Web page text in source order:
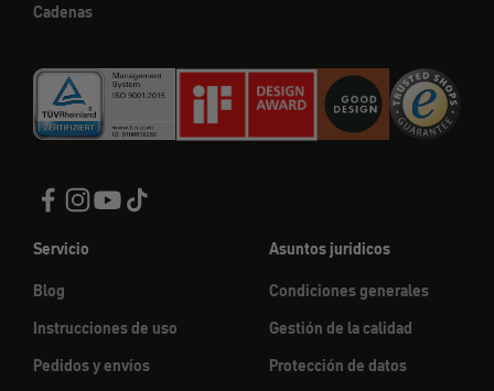
Cadenas
Servicio
Blog
Instrucciones de uso
Pedidos y envíos
Asuntos jurídicos
Condiciones generales
Gestión de la calidad
Protección de datos